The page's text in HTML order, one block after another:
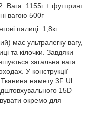
Вага: 1155г + футпринт
вагою 500г
палиці: 1,8кг
має ультралегку вагу,
та кілочки. Завдяки
загальна вага
У конструкції
намету 3F Ul
15D
окремо для